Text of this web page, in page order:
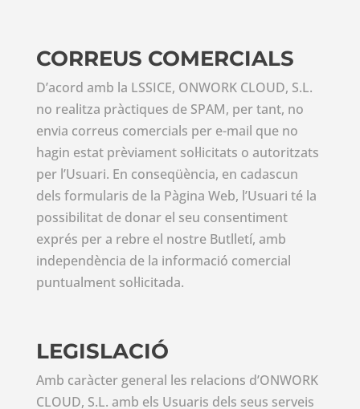
CORREUS COMERCIALS
D’acord amb la LSSICE, ONWORK CLOUD, S.L.
no realitza pràctiques de SPAM, per tant, no
envia correus comercials per e-mail que no
hagin estat prèviament sol·licitats o autoritzats
per l’Usuari. En conseqüència, en cadascun
dels formularis de la Pàgina Web, l’Usuari té la
possibilitat de donar el seu consentiment
exprés per a rebre el nostre Butlletí, amb
independència de la informació comercial
puntualment sol·licitada.
LEGISLACIÓ
Amb caràcter general les relacions d’ONWORK
CLOUD, S.L. amb els Usuaris dels seus serveis